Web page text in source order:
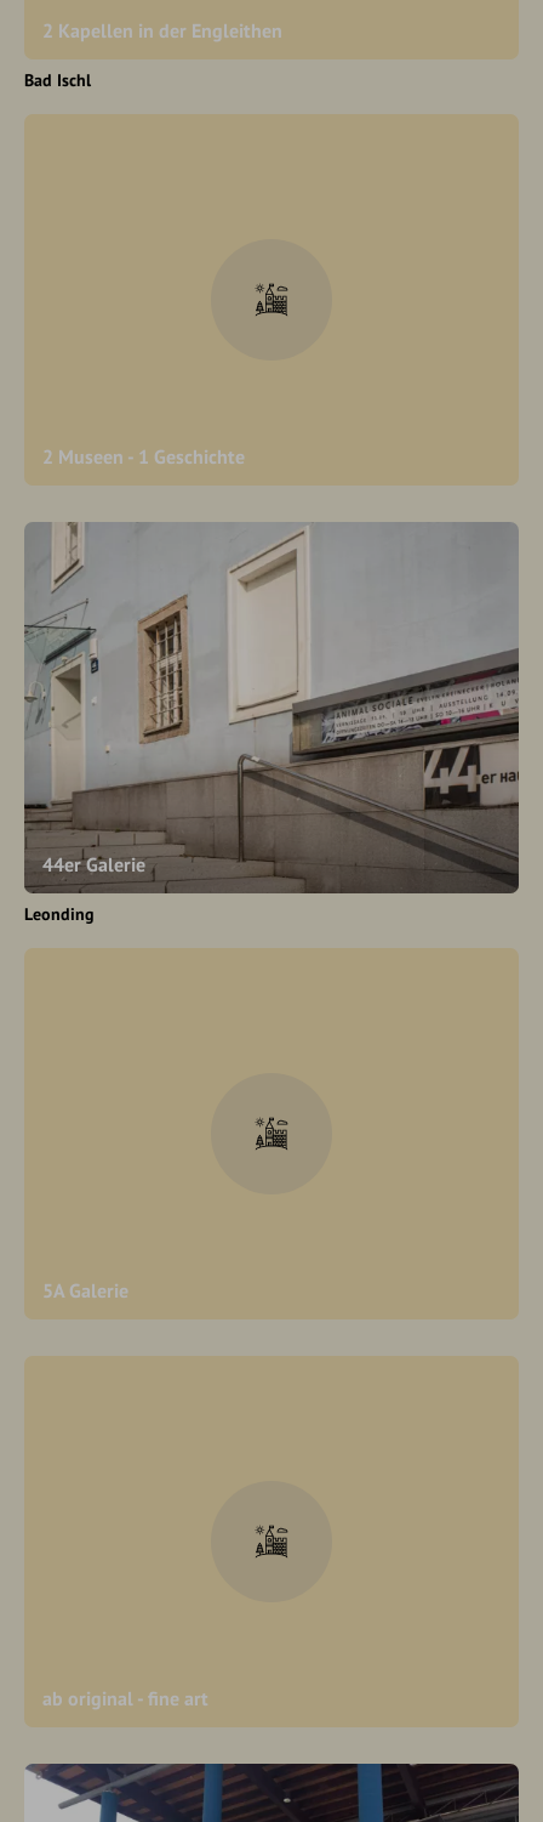
2 Kapellen in der Engleithen
Bad Ischl
2 Museen - 1 Geschichte
44er Galerie
Leonding
5A Galerie
ab original - fine art